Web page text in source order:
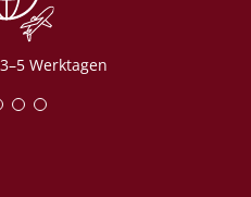
Werktagen